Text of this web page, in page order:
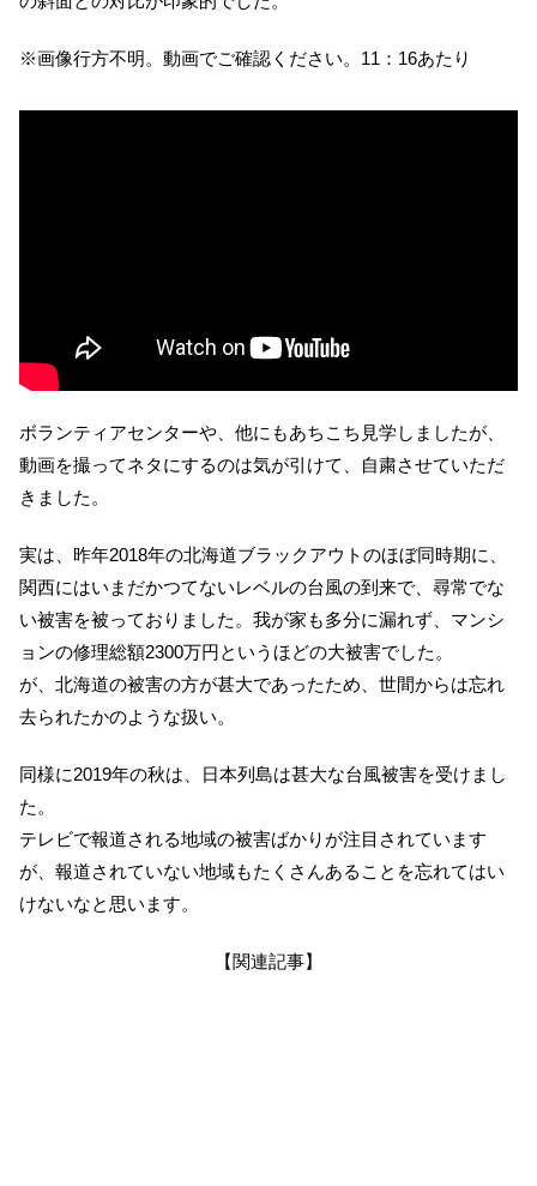
※画像行方不明。動画でご確認ください。11：16あたり
ボランティアセンターや、他にもあちこち見学しましたが、
動画を撮ってネタにするのは気が引けて、自粛させていただ
きました。
実は、昨年2018年の北海道ブラックアウトのほぼ同時期に、
関西にはいまだかつてないレベルの台風の到来で、尋常でな
い被害を被っておりました。我が家も多分に漏れず、マンシ
ョンの修理総額2300万円というほどの大被害でした。
が、北海道の被害の方が甚大であったため、世間からは忘れ
去られたかのような扱い。
同様に2019年の秋は、日本列島は甚大な台風被害を受けまし
た。
テレビで報道される地域の被害ばかりが注目されています
が、報道されていない地域もたくさんあることを忘れてはい
けないなと思います。
【関連記事】